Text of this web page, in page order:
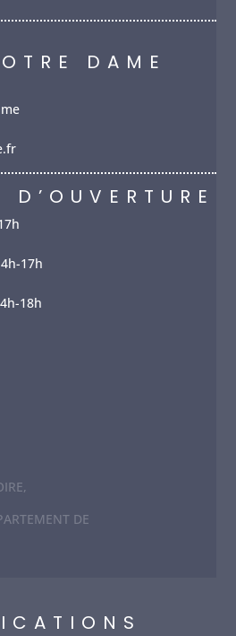
DAME
D’OUVERTURE
17h
18h
DE